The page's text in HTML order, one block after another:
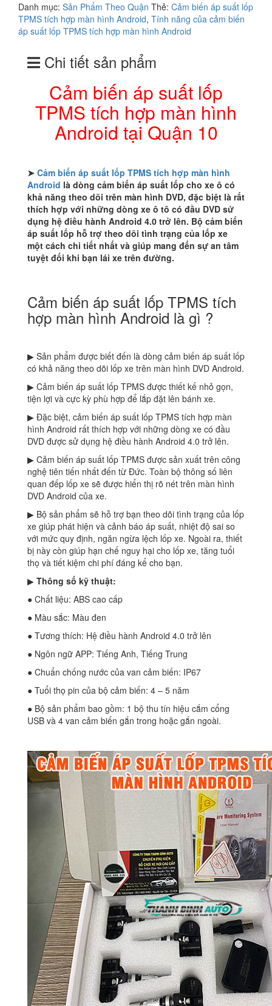
suất
lốp
TPMS
hợp
màn
Android
Quận
Danh mục: Sản Phẩm Theo Quận Thẻ: Cảm biến áp suất lốp
TPMS tích hợp màn hình Android, Tính năng của cảm biến
áp suất lốp TPMS tích hợp màn hình Android
Chi tiết sản phẩm
Cảm biến áp suất lốp
TPMS tích hợp màn hình
Android tại Quận 10
➤ Cảm biến áp suất lốp TPMS tích hợp màn hình
Android là dòng cảm biến áp suất lốp cho xe ô có
khả năng theo dõi trên màn hình DVD, đặc biệt là rất
thích hợp với những dòng xe ô tô có đầu DVD sử
dụng hệ điều hành Android 4.0 trở lên. Bộ cảm biến
áp suất lốp hỗ trợ theo dõi tình trạng của lốp xe
một cách chi tiết nhất và giúp mang đến sự an tâm
tuyệt đối khi bạn lái xe trên đường.
Cảm biến áp suất lốp TPMS tích
hợp màn hình Android là gì ?
▶ Sản phẩm được biết đến là dòng cảm biến áp suất lốp
có khả năng theo dõi lốp xe trên màn hình DVD Android.
▶ Cảm biến áp suất lốp TPMS được thiết kế nhỏ gọn,
tiện lợi và cực kỳ phù hợp để lắp đặt lên bánh xe.
▶ Đặc biệt, cảm biến áp suất lốp TPMS tích hợp màn
hình Android rất thích hợp với những dòng xe có đầu
DVD được sử dụng hệ điều hành Android 4.0 trở lên.
▶ Cảm biến áp suất lốp TPMS được sản xuất trên công
nghệ tiên tiến nhất đến từ Đức. Toàn bộ thông số liên
quan đếp lốp xe sẽ được hiển thị rõ nét trên màn hình
DVD Android của xe.
▶ Bộ sản phẩm sẽ hỗ trợ bạn theo dõi tình trạng của lốp
xe giúp phát hiện và cảnh báo áp suất, nhiệt độ sai so
với mức quy định, ngăn ngừa lệch lốp xe. Ngoài ra, thiết
bị này còn giúp hạn chế nguy hại cho lốp xe, tăng tuổi
thọ và tiết kiệm chi phí đáng kể cho bạn.
▶ Thông số kỹ thuật:
● Chất liệu: ABS cao cấp
● Màu sắc: Màu đen
● Tương thích: Hệ điều hành Android 4.0 trở lên
● Ngôn ngữ APP: Tiếng Anh, Tiếng Trung
● Chuẩn chống nước của van cảm biến: IP67
● Tuổi thọ pin của bộ cảm biến: 4 – 5 năm
● Bộ sản phẩm bao gồm: 1 bộ thu tín hiệu cắm cổng
USB và 4 van cảm biến gắn trong hoặc gắn ngoài.